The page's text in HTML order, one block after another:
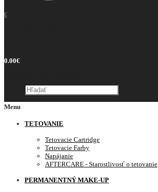
€
0.00€
Menu
TETOVANIE
Tetovacie Cartridge
Tetovacie Farby
Napájanie
AFTERCARE - Starostlivosť o tetovanie
PERMANENTNÝ MAKE-UP